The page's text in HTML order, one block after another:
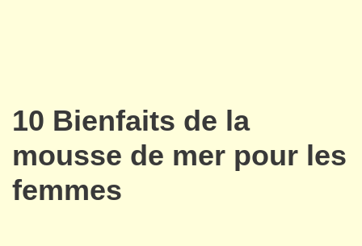
10 Bienfaits de la
mousse de mer pour les
femmes